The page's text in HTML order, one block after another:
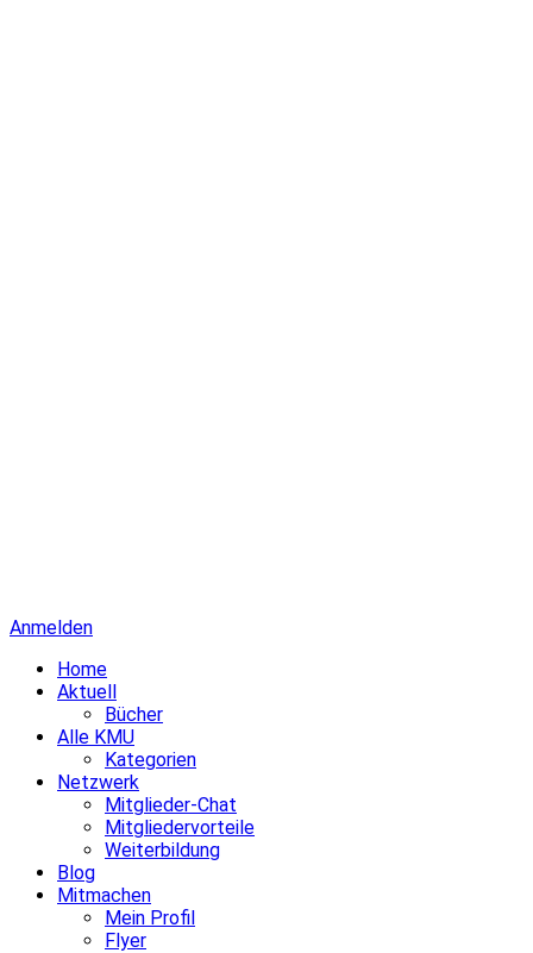
Anmelden
Home
Aktuell
Bücher
Alle KMU
Kategorien
Netzwerk
Mitglieder-Chat
Mitgliedervorteile
Weiterbildung
Blog
Mitmachen
Mein Profil
Flyer